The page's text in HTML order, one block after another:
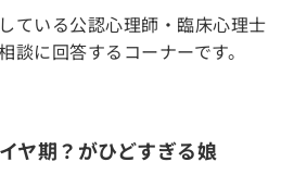
ている公認心理師・臨床心理士
談に回答するコーナーです。
ヤ期？がひどすぎる娘